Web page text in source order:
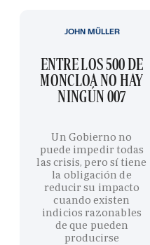
ENTRE LOS 500 DE
MONCLOA NO HAY
NINGÚN 007
Un Gobierno no
puede impedir todas
las crisis, pero sí tiene
la obligación de
reducir su impacto
cuando existen
indicios razonables
de que pueden
producirse
JOHN MÜLLER